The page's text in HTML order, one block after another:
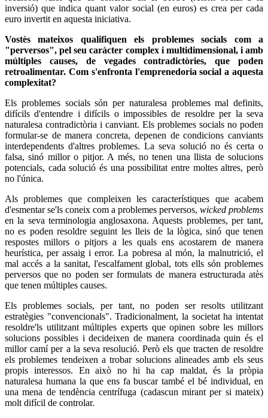
inversió) que indica quant valor social (en euros) es crea per cada
euro invertit en aquesta iniciativa.
Vostès mateixos qualifiquen els problemes socials com a
"perversos", pel seu caràcter complex i multidimensional, i amb
múltiples causes, de vegades contradictòries, que poden
retroalimentar. Com s'enfronta l'emprenedoria social a aquesta
complexitat?
Els problemes socials són per naturalesa problemes mal definits,
difícils d'entendre i difícils o impossibles de resoldre per la seva
naturalesa contradictòria i canviant. Els problemes socials no poden
formular-se de manera concreta, depenen de condicions canviants
interdependents d'altres problemes. La seva solució no és certa o
falsa, sinó millor o pitjor. A més, no tenen una llista de solucions
potencials, cada solució és una possibilitat entre moltes altres, però
no l'única.
Als problemes que compleixen les característiques que acabem
d'esmentar se'ls coneix com a problemes perversos, wicked problems
en la seva terminologia anglosaxona. Aquests problemes, per tant,
no es poden resoldre seguint les lleis de la lògica, sinó que tenen
respostes millors o pitjors a les quals ens acostarem de manera
heurística, per assaig i error. La pobresa al món, la malnutrició, el
mal accés a la sanitat, l'escalfament global, tots ells són problemes
perversos que no poden ser formulats de manera estructurada atès
que tenen múltiples causes.
Els problemes socials, per tant, no poden ser resolts utilitzant
estratègies "convencionals". Tradicionalment, la societat ha intentat
resoldre'ls utilitzant múltiples experts que opinen sobre les millors
solucions possibles i decideixen de manera coordinada quin és el
millor camí per a la seva resolució. Però els que tracten de resoldre
els problemes tendeixen a trobar solucions alineades amb els seus
propis interessos. En això no hi ha cap maldat, és la pròpia
naturalesa humana la que ens fa buscar també el bé individual, en
una mena de tendència centrífuga (cadascun mirant per si mateix)
molt difícil de controlar.